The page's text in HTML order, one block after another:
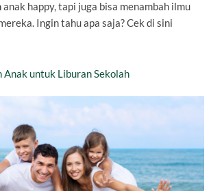
happy, tapi juga bisa menambah ilmu
Ingin tahu apa saja? Cek di sini
Anak untuk Liburan Sekolah